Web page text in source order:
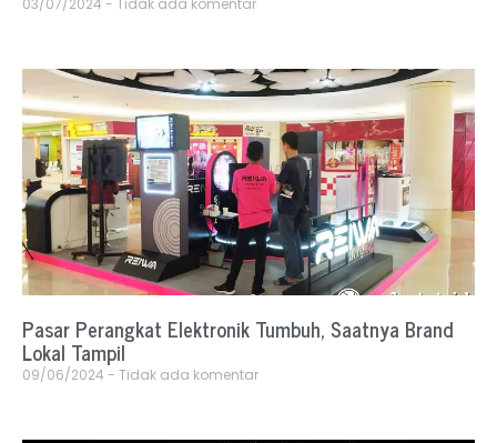
03/07/2024 Tidak ada komentar
Pasar Perangkat Elektronik Tumbuh, Saatnya Brand
Lokal Tampil
09/06/2024 Tidak ada komentar